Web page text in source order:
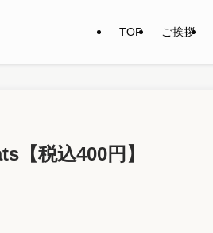
TOP ご挨拶
税込400円】